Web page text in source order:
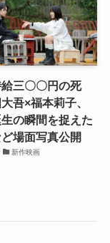
三〇〇円の死
吾×福本莉子、
の瞬間を捉えた
場面写真公開
新作映画